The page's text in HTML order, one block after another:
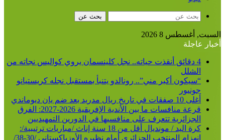
بحث عن
السبت, أغسطس 8 2026
أخبار عاجلة
4 دقائق أنقذت حياته.. نجل كلينسمان يروي كواليس نجاته من
الشلل
“سيكون أكبر مني”.. رونالدو يتنبأ بمستقبل نجله كريستيانو
جونيور
أغلى 10 صفقات في تاريخ ريال مدريد بعد ضم يان ديوماندي
قرعة منافسات ما بين الأندية الإفريقية 2026-2027: الفرق
الجزائرية تتعرف على منافسيها في الدورين التمهيديين
كرة اليد / مونديال أقل من 18 سنة إناث /مباريات ترتيبية/:
انهزام المنتخب الجزائري أمام نظيره الأوزباكستاني /30-38/